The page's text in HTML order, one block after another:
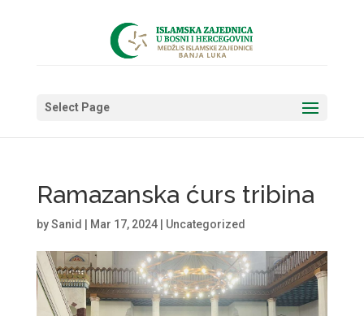
Select Page
Ramazanska ćurs tribina
bySanid Mar 17, 2024| Uncategorized